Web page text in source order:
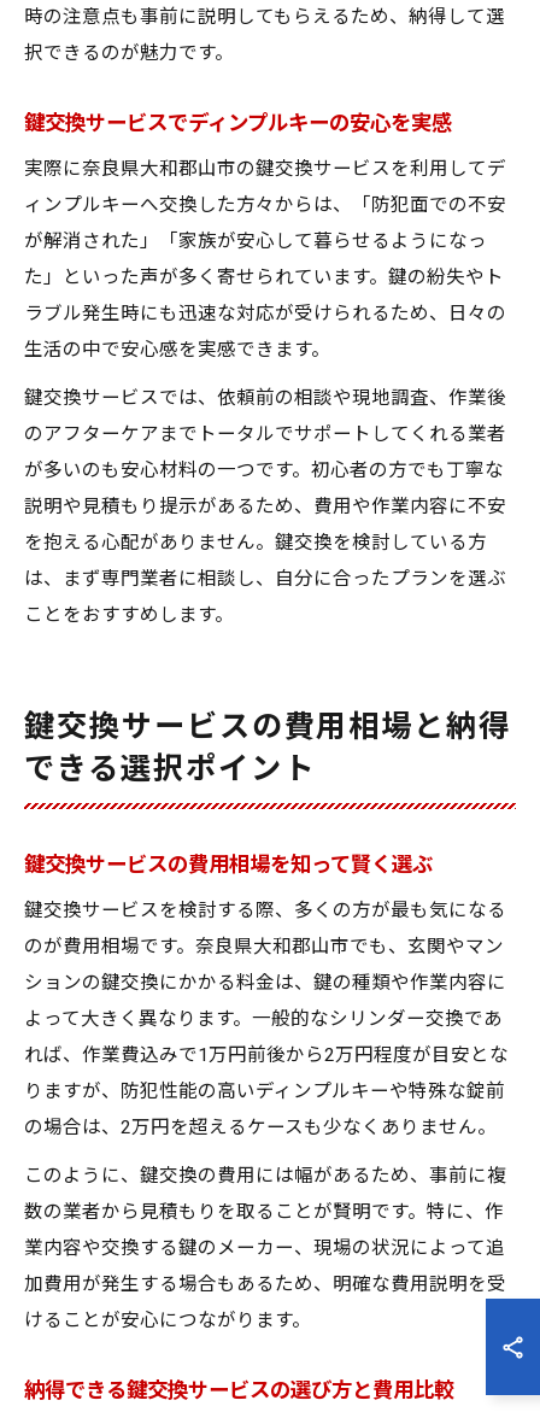
時の注意点も事前に説明してもらえるため、納得して選
択できるのが魅力です。
鍵交換サービスでディンプルキーの安心を実感
実際に奈良県大和郡山市の鍵交換サービスを利用してデ
ィンプルキーへ交換した方々からは、「防犯面での不安
が解消された」「家族が安心して暮らせるようになっ
た」といった声が多く寄せられています。鍵の紛失やト
ラブル発生時にも迅速な対応が受けられるため、日々の
生活の中で安心感を実感できます。
鍵交換サービスでは、依頼前の相談や現地調査、作業後
のアフターケアまでトータルでサポートしてくれる業者
が多いのも安心材料の一つです。初心者の方でも丁寧な
説明や見積もり提示があるため、費用や作業内容に不安
を抱える心配がありません。鍵交換を検討している方
は、まず専門業者に相談し、自分に合ったプランを選ぶ
ことをおすすめします。
鍵交換サービスの費用相場と納得
できる選択ポイント
鍵交換サービスの費用相場を知って賢く選ぶ
鍵交換サービスを検討する際、多くの方が最も気になる
のが費用相場です。奈良県大和郡山市でも、玄関やマン
ションの鍵交換にかかる料金は、鍵の種類や作業内容に
よって大きく異なります。一般的なシリンダー交換であ
れば、作業費込みで1万円前後から2万円程度が目安とな
りますが、防犯性能の高いディンプルキーや特殊な錠前
の場合は、2万円を超えるケースも少なくありません。
このように、鍵交換の費用には幅があるため、事前に複
数の業者から見積もりを取ることが賢明です。特に、作
業内容や交換する鍵のメーカー、現場の状況によって追
加費用が発生する場合もあるため、明確な費用説明を受
けることが安心につながります。
納得できる鍵交換サービスの選び方と費用比較